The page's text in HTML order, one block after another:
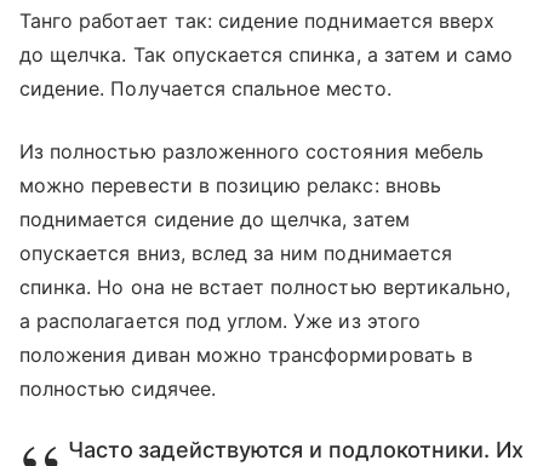
Танго работает так: сидение поднимается вверх
до щелчка. Так опускается спинка, а затем и само
сидение. Получается спальное место.
Из полностью разложенного состояния мебель
можно перевести в позицию релакс: вновь
поднимается сидение до щелчка, затем
опускается вниз, вслед за ним поднимается
спинка. Но она не встает полностью вертикально,
а располагается под углом. Уже из этого
положения диван можно трансформировать в
полностью сидячее.
Часто задействуются и подлокотники. Их